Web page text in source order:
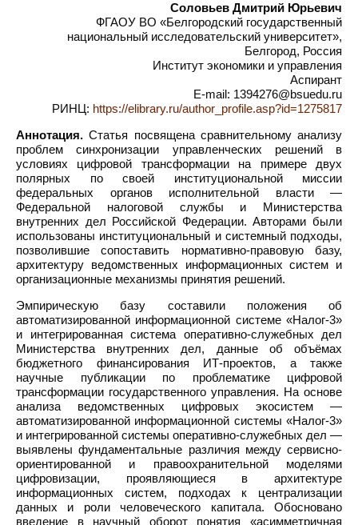
Соловьев Дмитрий Юрьевич
ФГАОУ ВО «Белгородский государственный
национальный исследовательский университет»,
Белгород, Россия
Институт экономики и управления
Аспирант
E-mail: 1394276@bsuedu.ru
РИНЦ: https://elibrary.ru/author_profile.asp?id=1275817
Аннотация. Статья посвящена сравнительному анализу
проблем синхронизации управленческих решений в
условиях цифровой трансформации на примере двух
полярных по своей институциональной миссии
федеральных органов исполнительной власти —
Федеральной налоговой службы и Министерства
внутренних дел Российской Федерации. Авторами были
использованы институциональный и системный подходы,
позволившие сопоставить нормативно-правовую базу,
архитектуру ведомственных информационных систем и
организационные механизмы принятия решений.
Эмпирическую базу составили положения об
автоматизированной информационной системе «Налог-3»
и интегрированная система оперативно-служебных дел
Министерства внутренних дел, данные об объёмах
бюджетного финансирования ИТ-проектов, а также
научные публикации по проблематике цифровой
трансформации государственного управления. На основе
анализа ведомственных цифровых экосистем —
автоматизированной информационной системы «Налог-3»
и интегрированной системы оперативно-служебных дел —
выявлены фундаментальные различия между сервисно-
ориентированной и правоохранительной моделями
цифровизации, проявляющиеся в архитектуре
информационных систем, подходах к централизации
данных и роли человеческого капитала. Обосновано
введение в научный оборот понятия «асимметричная